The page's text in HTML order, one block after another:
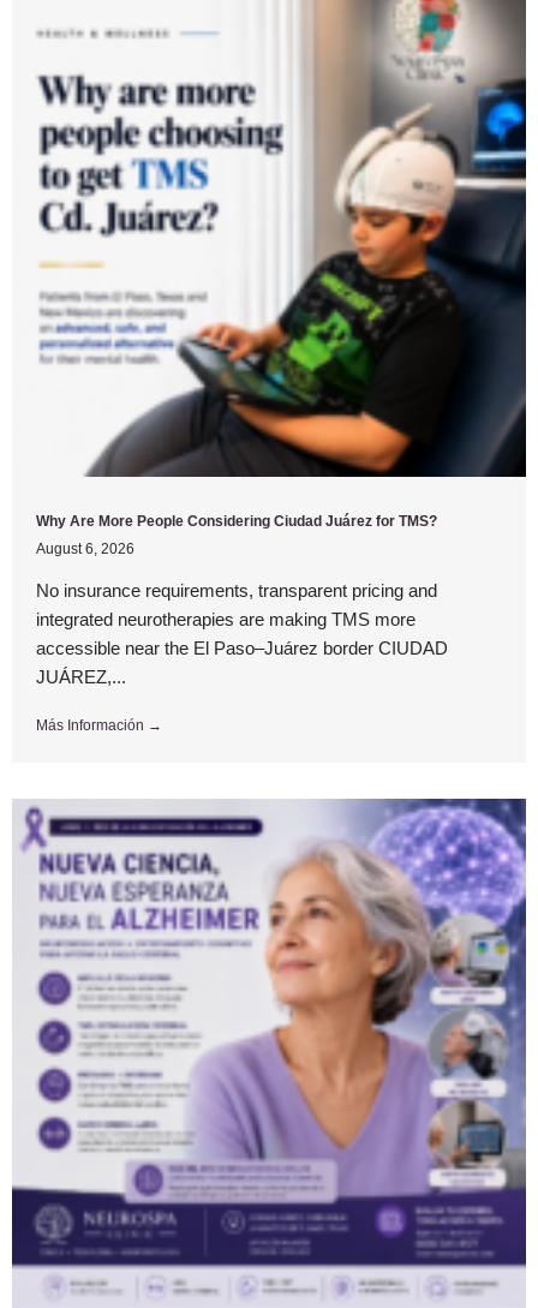
Why Are More People Considering Ciudad Juárez for TMS?
August 6, 2026
No insurance requirements, transparent pricing and
integrated neurotherapies are making TMS more
accessible near the El Paso–Juárez border CIUDAD
JUÁREZ,...
Más Información →